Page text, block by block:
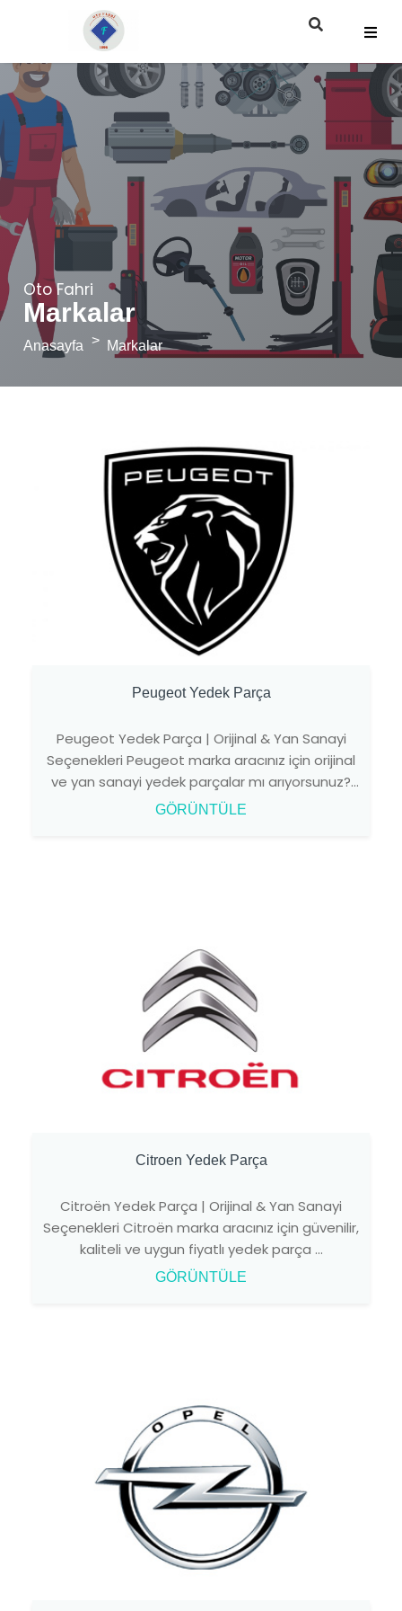
Oto Fahri
Markalar
Anasayfa Markalar
Peugeot Yedek Parça
Peugeot Yedek Parça | Orijinal & Yan Sanayi
Seçenekleri Peugeot marka aracınız için orijinal
ve yan sanayi yedek parçalar mı arıyorsunuz?
Oto Fahri ...
GÖRÜNTÜLE
Citroen Yedek Parça
Citroën Yedek Parça | Orijinal & Yan Sanayi
Seçenekleri Citroën marka aracınız için güvenilir,
kaliteli ve uygun fiyatlı yedek parça ...
GÖRÜNTÜLE